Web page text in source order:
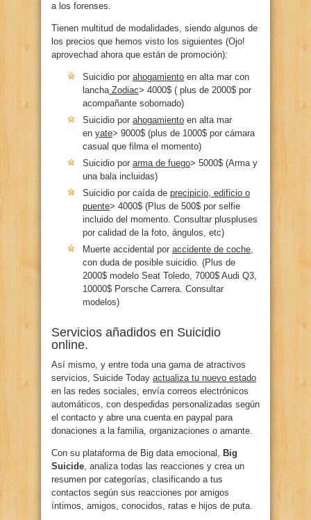
a los forenses.
Tienen multitud de modalidades, siendo algunos de
los precios que hemos visto los siguientes (Ojo!
aprovechad ahora que están de promoción):
Suicidio por ahogamiento en alta mar con
lanchaZodiac> 4000$ ( plus de 2000$ por
acompañante sobornado)
Suicidio por ahogamiento en alta mar
en yate> 9000$ (plus de 1000$ por cámara
casual que filma el momento)
Suicidio por arma de fuego> 5000$ (Arma y
una bala incluidas)
Suicidio por caída de precipicio, edificio o
puente> 4000$ (Plus de 500$ por selfie
incluido del momento. Consultar pluspluses
por calidad de la foto, ángulos, etc)
Muerte accidental por accidente de coche,
con duda de posible suicidio. (Plus de
2000$ modelo Seat Toledo, 7000$ Audi Q3,
10000$ Porsche Carrera. Consultar
modelos)
Servicios añadidos en Suicidio
online.
Así mismo, y entre toda una gama de atractivos
servicios, Suicide Today actualiza tu nuevo estado
en las redes sociales, envía correos electrónicos
automáticos, con despedidas personalizadas según
el contacto y abre una cuenta en paypal para
donaciones a la familia, organizaciones o amante.
Con su plataforma de Big data emocional, Big
Suicide, analiza todas las reacciones y crea un
resumen por categorías, clasificando a tus
contactos según sus reacciones por amigos
íntimos, amigos, conocidos, ratas e hijos de puta.